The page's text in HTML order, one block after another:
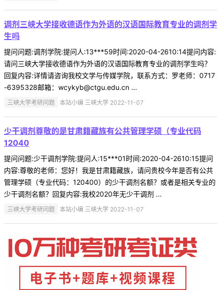
调剂三峡大学接收德语作为外语的汉语国际教育专业的调剂学
生吗
提问问题:调剂学院:提问人:13***59时间:2020-04-2610:14提问内容:
请问三峡大学接收德语作为外语的汉语国际教育专业的调剂学生吗？
回复内容:详情请咨询我校文学与传媒学院，联系方式：罗老师：0717
-6395328邮箱：wcykyb@ctgu.edu.cn ...
三峡大学考研问题 本站小编 三峡大学 2022-11-07
少干调剂尊敬的是甘肃籍藏族有公共管理学硕（专业代码
12040
提问问题:少干调剂学院:提问人:15***01时间:2020-04-2610:15提问
内容:尊敬的老师：您好！我是甘肃籍藏族，请问贵校今年是否有公共
管理学硕（专业代码：120400）的少干调剂名额？或者是相关专业的
少干调剂名额？回复内容:我校2020年无少干调剂 ...
三峡大学考研问题 本站小编 三峡大学 2022-11-07